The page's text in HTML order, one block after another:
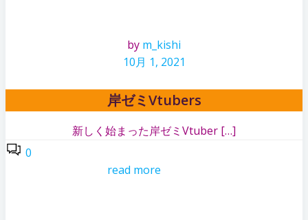
by m_kishi
10月 1, 2021
岸ゼミVtubers
新しく始まった岸ゼミVtuber […]
0
read more